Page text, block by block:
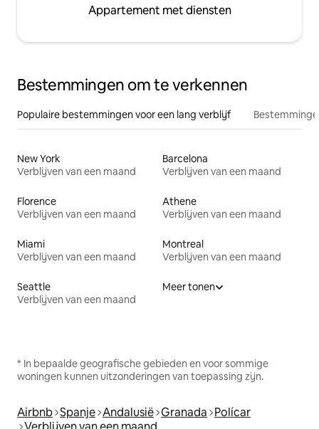
Appartement met diensten
Bestemmingen om te verkennen
Populaire bestemmingen voor een lang verblijf
New York
Verblijven van een maand
Barcelona
Verblijven van een maand
Florence
Verblijven van een maand
Athene
Verblijven van een maand
Miami
Verblijven van een maand
Montreal
Verblijven van een maand
Seattle
Verblijven van een maand
Meer tonen
* In bepaalde geografische gebieden en voor sommige
woningen kunnen uitzonderingen van toepassing zijn.
Airbnb Spanje Andalusië Granada Polícar